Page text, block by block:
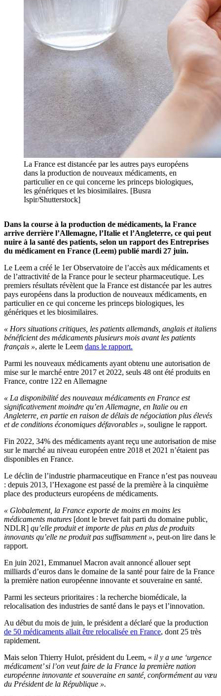
La France est distancée par les autres pays européens
dans la production de nouveaux médicaments, en
particulier en ce qui concerne les princeps biologiques,
les génériques et les biosimilaires. [Busra
Ispir/Shutterstock]
Dans la course à la production de médicaments, la France
arrive derrière l’Allemagne, l’Italie et l’Angleterre, ce qui peut
nuire à la santé des patients, selon un rapport des Entreprises
du médicament en France (Leem) publié mardi 27 juin.
Le Leem a créé le 1erObservatoire de l’accès aux médicaments et
de l’attractivité de la France pour le secteur pharmaceutique. Les
premiers résultats révèlent que la France est distancée par les autres
pays européens dans la production de nouveaux médicaments, en
particulier en ce qui concerne les princeps biologiques, les
génériques et les biosimilaires.
« Hors situations critiques, les patients allemands, anglais et italiens
bénéficient des médicaments plusieurs mois avant les patients
français », alerte le Leem dans le rapport.
Parmi les nouveaux médicaments ayant obtenu une autorisation de
mise sur le marché entre 2017 et 2022, seuls 48 ont été produits en
France, contre 122 en Allemagne
« La disponibilité des nouveaux médicaments en France est
significativement moindre qu’en Allemagne, en Italie ou en
Angleterre, en partie en raison de délais de négociation plus élevés
et de conditions économiques défavorables », souligne le rapport.
Fin 2022, 34% des médicaments ayant reçu une autorisation de mise
sur le marché au niveau européen entre 2018 et 2021 n’étaient pas
disponibles en France.
Le déclin de l’industrie pharmaceutique en France n’est pas nouveau
: depuis 2013, l’Hexagone est passé de la première à la cinquième
place des producteurs européens de médicaments.
« Globalement, la France exporte de moins en moins les
médicaments matures [dont le brevet fait parti du domaine public,
NDLR] qu’elle produit et importe de plus en plus de produits
innovants qu’elle ne produit pas suffisamment », peut-on lire dans le
rapport.
En juin 2021, Emmanuel Macron avait annoncé allouer sept
milliards d’euros dans le domaine de la santé pour faire de la France
la première nation européenne innovante et souveraine en santé.
Parmi les secteurs prioritaires : la recherche biomédicale, la
relocalisation des industries de santé dans le pays et l’innovation.
Au début du mois de juin, le président a déclaré que la production
de 50 médicaments allait être relocalisée en France, dont 25 très
rapidement.
Mais selon Thierry Hulot, président du Leem, « il y a une ‘urgence
médicament’ si l’on veut faire de la France la première nation
européenne innovante et souveraine en santé, conformément au vœu
du Président de la République ».